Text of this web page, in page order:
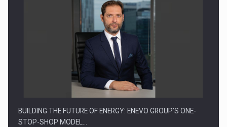
BUILDING THE FUTURE OF ENERGY: ENEVO GROUP’S ONE-
STOP-SHOP MODEL…